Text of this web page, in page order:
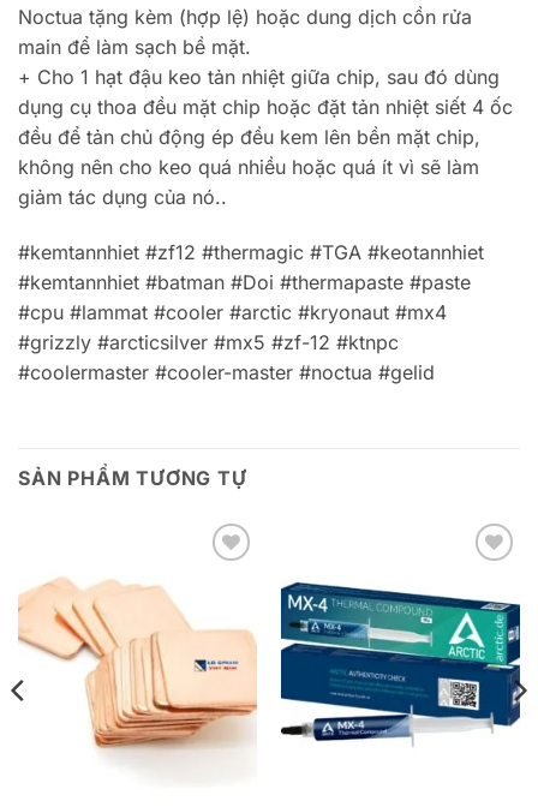
Noctua tặng kèm (hợp lệ) hoặc dung dịch cồn rửa
main để làm sạch bề mặt.
+ Cho 1 hạt đậu keo tản nhiệt giữa chip, sau đó dùng
dụng cụ thoa đều mặt chip hoặc đặt tản nhiệt siết 4 ốc
đều để tản chủ động ép đều kem lên bền mặt chip,
không nên cho keo quá nhiều hoặc quá ít vì sẽ làm
giảm tác dụng của nó..
#kemtannhiet #zf12 #thermagic #TGA #keotannhiet
#kemtannhiet #batman #Doi #thermapaste #paste
#cpu #lammat #cooler #arctic #kryonaut #mx4
#grizzly #arcticsilver #mx5 #zf-12 #ktnpc
#coolermaster #cooler-master #noctua #gelid
SẢN PHẨM TƯƠNG TỰ
wishlist